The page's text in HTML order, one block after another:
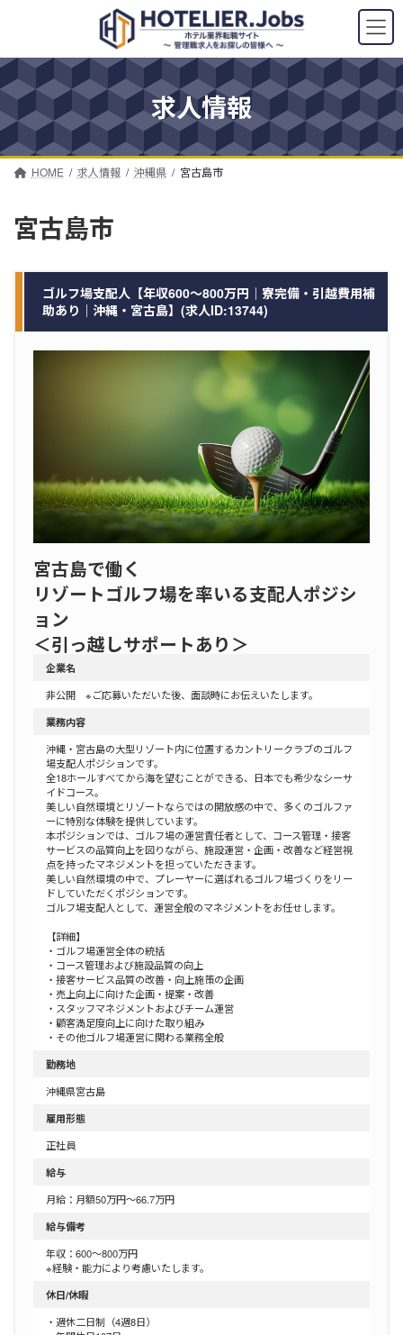
ン
ツ
へ
ス
キ
ッ
ー
シ
ョ
ン
に
移
求人情報
HOME 求人情報 沖縄県 宮古島市
宮古島市
ゴルフ場支配人【年収600～800万円｜寮完備・引越費用補
助あり｜沖縄・宮古島】(求人ID:13744)
宮古島で働く
リゾートゴルフ場を率いる支配人ポジシ
ョン
＜引っ越しサポートあり＞
企業名
非公開 ※ご応募いただいた後、面談時にお伝えいたします。
業務内容
沖縄・宮古島の大型リゾート内に位置するカントリークラブのゴルフ
場支配人ポジションです。
全18ホールすべてから海を望むことができる、日本でも希少なシーサ
イドコース。
美しい自然環境とリゾートならではの開放感の中で、多くのゴルファ
ーに特別な体験を提供しています。
本ポジションでは、ゴルフ場の運営責任者として、コース管理・接客
サービスの品質向上を図りながら、施設運営・企画・改善など経営視
点を持ったマネジメントを担っていただきます。
美しい自然環境の中で、プレーヤーに選ばれるゴルフ場づくりをリー
ドしていただくポジションです。
ゴルフ場支配人として、運営全般のマネジメントをお任せします。
【詳細】
・ゴルフ場運営全体の統括
・コース管理および施設品質の向上
・接客サービス品質の改善・向上施策の企画
・売上向上に向けた企画・提案・改善
・スタッフマネジメントおよびチーム運営
・顧客満足度向上に向けた取り組み
・その他ゴルフ場運営に関わる業務全般
勤務地
沖縄県宮古島
雇用形態
正社員
給与
月給：月額50万円～66.7万円
給与備考
年収：600～800万円
※経験・能力により考慮いたします。
休日/休暇
・週休二日制（4週8日）